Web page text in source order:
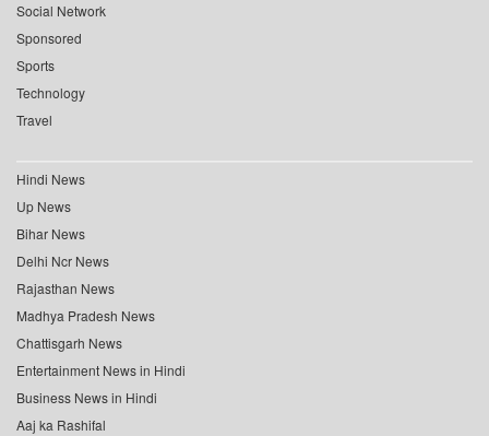
Social Network
Sponsored
Sports
Technology
Travel
Hindi News
Up News
Bihar News
Delhi Ncr News
Rajasthan News
Madhya Pradesh News
Chattisgarh News
Entertainment News in Hindi
Business News in Hindi
Aaj ka Rashifal